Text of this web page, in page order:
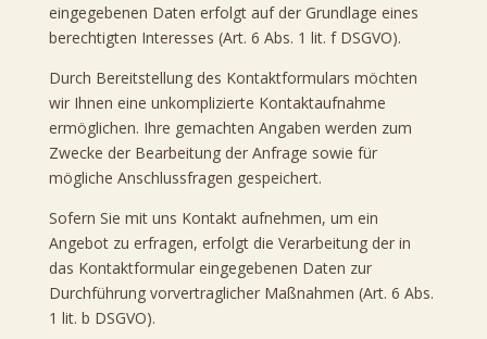
eingegebenen Daten erfolgt auf der Grundlage eines
berechtigten Interesses (Art. 6 Abs. 1 lit. f DSGVO).
Durch Bereitstellung des Kontaktformulars möchten
wir Ihnen eine unkomplizierte Kontaktaufnahme
ermöglichen. Ihre gemachten Angaben werden zum
Zwecke der Bearbeitung der Anfrage sowie für
mögliche Anschlussfragen gespeichert.
Sofern Sie mit uns Kontakt aufnehmen, um ein
Angebot zu erfragen, erfolgt die Verarbeitung der in
das Kontaktformular eingegebenen Daten zur
Durchführung vorvertraglicher Maßnahmen (Art. 6 Abs.
1 lit. b DSGVO).